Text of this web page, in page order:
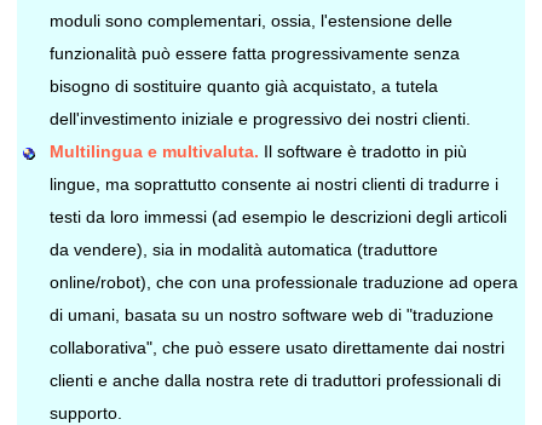
moduli sono complementari, ossia, l'estensione delle
funzionalità può essere fatta progressivamente senza
bisogno di sostituire quanto già acquistato, a tutela
dell'investimento iniziale e progressivo dei nostri clienti.
Multilingua e multivaluta. Il software è tradotto in più
lingue, ma soprattutto consente ai nostri clienti di tradurre i
testi da loro immessi (ad esempio le descrizioni degli articoli
da vendere), sia in modalità automatica (traduttore
online/robot), che con una professionale traduzione ad opera
di umani, basata su un nostro software web di "traduzione
collaborativa", che può essere usato direttamente dai nostri
clienti e anche dalla nostra rete di traduttori professionali di
supporto.